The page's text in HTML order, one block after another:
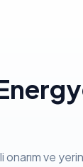
onarım ve